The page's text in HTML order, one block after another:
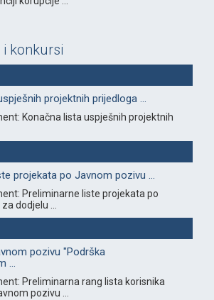
konkursi
projektnih prijedloga ...
Konačna lista uspješnih projektnih
projekata po Javnom pozivu ...
Preliminarne liste projekata po
dodjelu ...
pozivu "Podrška
...
Preliminarna rang lista korisnika
pozivu ...